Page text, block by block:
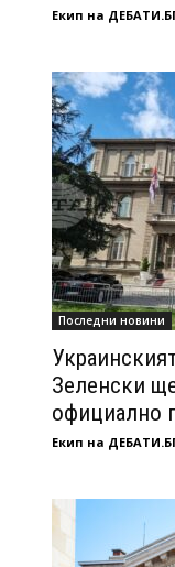
Екип на
Последни новини
Зеленски
официално
Екип на